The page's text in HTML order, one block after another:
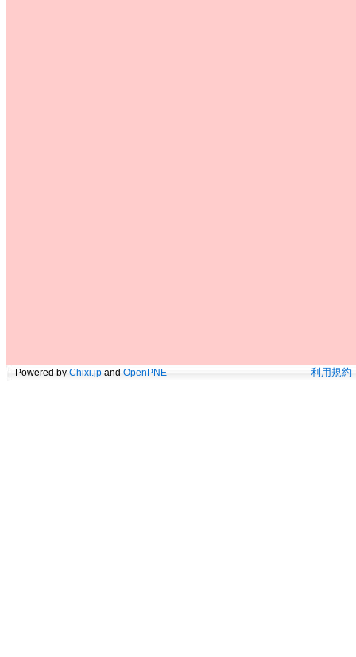
Powered by Chixi.jp and OpenPNE 利用規約